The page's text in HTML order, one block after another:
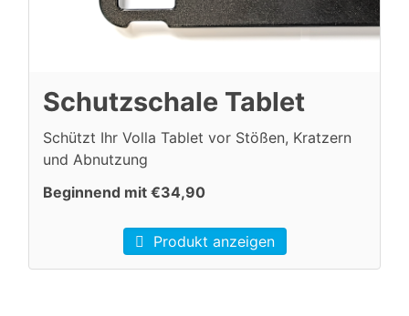
Schutzschale Tablet
Schützt Ihr Volla Tablet vor Stößen, Kratzern
und Abnutzung
Beginnend mit €34,90
Produkt anzeigen